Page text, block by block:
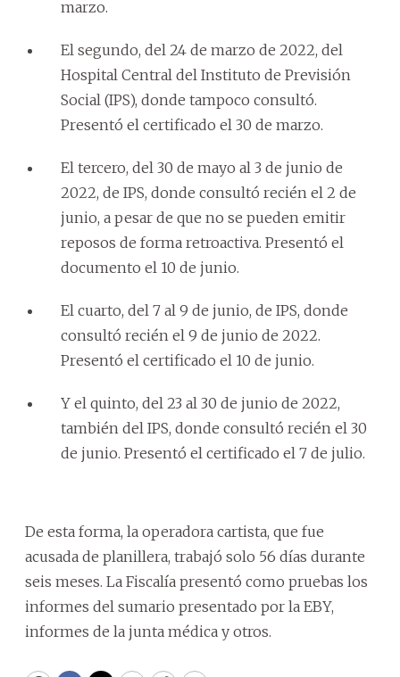
marzo.
El segundo, del 24 de marzo de 2022, del
Hospital Central del Instituto de Previsión
Social (IPS), donde tampoco consultó.
Presentó el certificado el 30 de marzo.
El tercero, del 30 de mayo al 3 de junio de
2022, de IPS, donde consultó recién el 2 de
junio, a pesar de que no se pueden emitir
reposos de forma retroactiva. Presentó el
documento el 10 de junio.
El cuarto, del 7 al 9 de junio, de IPS, donde
consultó recién el 9 de junio de 2022.
Presentó el certificado el 10 de junio.
Y el quinto, del 23 al 30 de junio de 2022,
también del IPS, donde consultó recién el 30
de junio. Presentó el certificado el 7 de julio.
De esta forma, la operadora cartista, que fue
acusada de planillera, trabajó solo 56 días durante
seis meses. La Fiscalía presentó como pruebas los
informes del sumario presentado por la EBY,
informes de la junta médica y otros.